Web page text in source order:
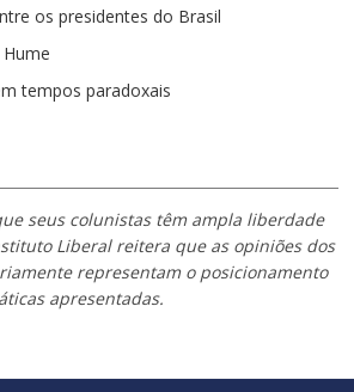
os presidentes do Brasil
tempos paradoxais
seus colunistas têm ampla liberdade
Liberal reitera que as opiniões dos
representam o posicionamento
apresentadas.